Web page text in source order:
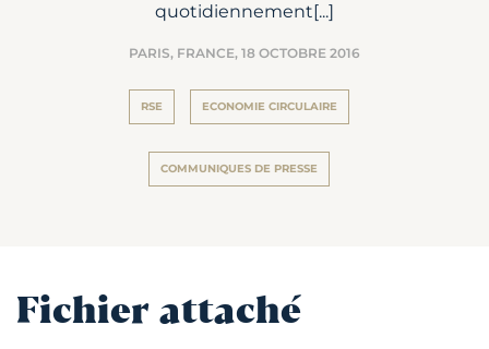
quotidiennement[...]
PARIS, FRANCE, 18 OCTOBRE 2016
RSE ECONOMIE CIRCULAIRE
COMMUNIQUES DE PRESSE
Fichier attaché